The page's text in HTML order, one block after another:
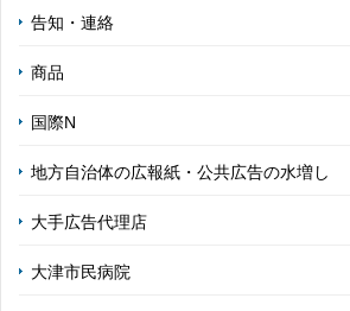
告知・連絡
商品
国際N
地方自治体の広報紙・公共広告の水増し
大手広告代理店
大津市民病院